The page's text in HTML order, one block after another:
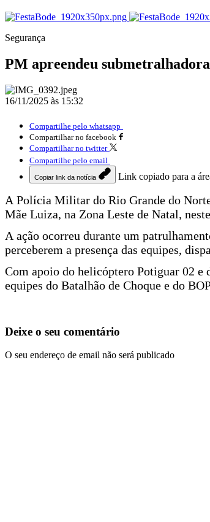
Segurança
PM apreendeu
16/11/2025 às 15:32
Compartilhe pelo whatsapp
Compartilhar no facebook
Compartilhar no twitter
Compartilhe pelo email
Copiar link da notícia Link copiado para a
A Polícia Militar do Rio Grande do
Mãe Luiza, na Zona Leste de Natal,
A ação ocorreu durante um
perceberem a presença das equipes,
Com apoio do helicóptero Potiguar 02 e
equipes do Batalhão de Choque e do
Deixe o seu comentário
O seu endereço de email não será publicado